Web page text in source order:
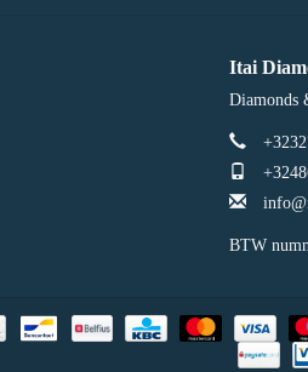
Itai
Diamonds
BTW